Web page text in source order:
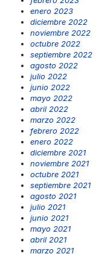
enero 2023
diciembre 2022
noviembre 2022
octubre 2022
septiembre 2022
agosto 2022
julio 2022
junio 2022
mayo 2022
abril 2022
marzo 2022
febrero 2022
enero 2022
diciembre 2021
noviembre 2021
octubre 2021
septiembre 2021
agosto 2021
julio 2021
junio 2021
mayo 2021
abril 2021
marzo 2021